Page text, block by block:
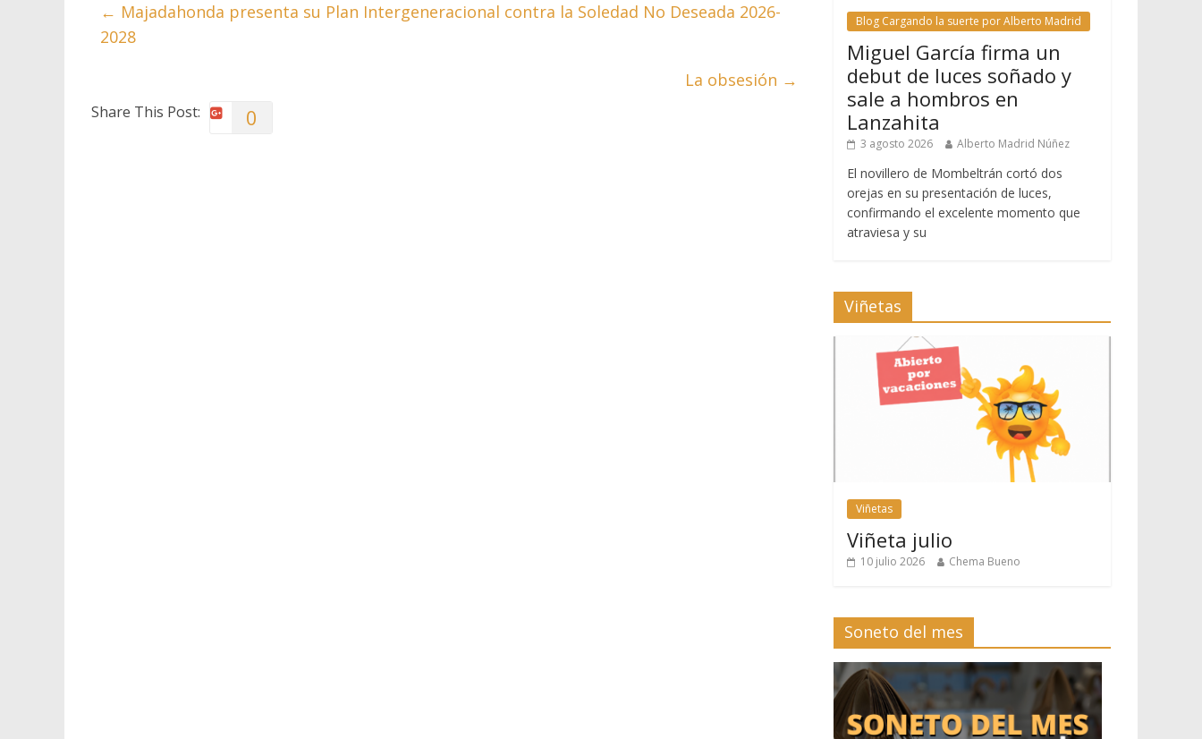
← Majadahonda presenta su Plan Intergeneracional contra la Soledad No Deseada 2026-
2028
La obsesión →
Share This Post: 0
Blog Cargando la suerte por Alberto Madrid
Miguel García firma un
debut de luces soñado y
sale a hombros en
Lanzahita
3 agosto 2026 Alberto Madrid Núñez
El novillero de Mombeltrán cortó dos
orejas en su presentación de luces,
confirmando el excelente momento que
atraviesa y su
Viñetas
Viñetas
Viñeta julio
10 julio 2026 Chema Bueno
Soneto del mes